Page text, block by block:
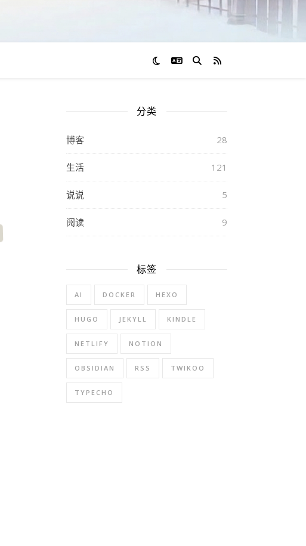
切换语言RSS 订阅
分类
博客 28
生活 121
说说 5
阅读 9
标签
AI DOCKER HEXO
HUGO JEKYLL KINDLE
NETLIFY NOTION
OBSIDIAN RSS TWIKOO
TYPECHO